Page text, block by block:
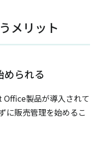
メリット
められる
製品が導入されて
に販売管理を始めるこ